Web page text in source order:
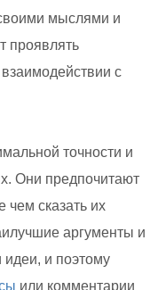
мыслями и
проявлять
с
точности и
Они предпочитают
чем сказать их
аргументы и
и поэтому
или комментарии